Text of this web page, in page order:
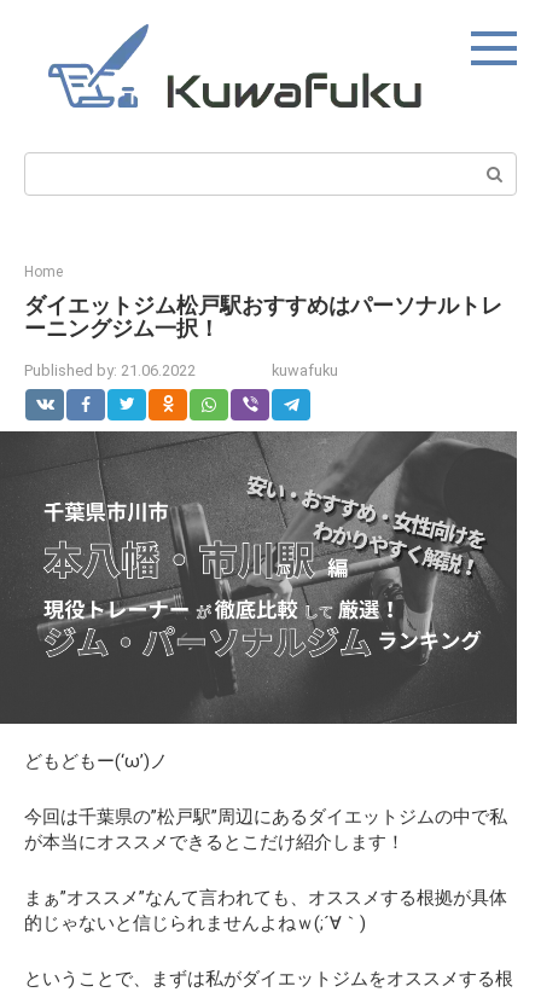
content
Search:
Home
ダイエットジム松戸駅おすすめはパーソナルトレ
ーニングジム一択！
Published by: 21.06.2022 kuwafuku
どもどもー(‘ω’)ノ
今回は千葉県の”松戸駅”周辺にあるダイエットジムの中で私
が本当にオススメ できるとこだけ紹介します！
まぁ”オススメ”なんて言われても、オススメする根拠が具体
的じゃないと信じられませんよねｗ(;´∀｀)
ということで、まずは私がダイエットジムをオススメする根